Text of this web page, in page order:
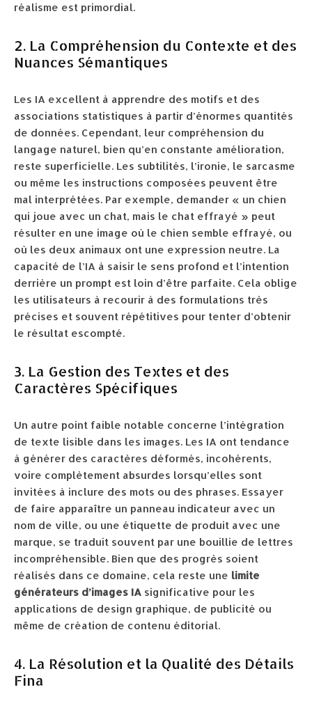
réalisme est primordial.
2. La Compréhension du Contexte et des
Nuances Sémantiques
Les IA excellent à apprendre des motifs et des
associations statistiques à partir d’énormes quantités
de données. Cependant, leur compréhension du
langage naturel, bien qu’en constante amélioration,
reste superficielle. Les subtilités, l’ironie, le sarcasme
ou même les instructions composées peuvent être
mal interprétées. Par exemple, demander « un chien
qui joue avec un chat, mais le chat effrayé » peut
résulter en une image où le chien semble effrayé, ou
où les deux animaux ont une expression neutre. La
capacité de l’IA à saisir le sens profond et l’intention
derrière un prompt est loin d’être parfaite. Cela oblige
les utilisateurs à recourir à des formulations très
précises et souvent répétitives pour tenter d’obtenir
le résultat escompté.
3. La Gestion des Textes et des
Caractères Spécifiques
Un autre point faible notable concerne l’intégration
de texte lisible dans les images. Les IA ont tendance
à générer des caractères déformés, incohérents,
voire complètement absurdes lorsqu’elles sont
invitées à inclure des mots ou des phrases. Essayer
de faire apparaître un panneau indicateur avec un
nom de ville, ou une étiquette de produit avec une
marque, se traduit souvent par une bouillie de lettres
incompréhensible. Bien que des progrès soient
réalisés dans ce domaine, cela reste une limite
générateurs d’images IA significative pour les
applications de design graphique, de publicité ou
même de création de contenu éditorial.
4. La Résolution et la Qualité des Détails
Fina